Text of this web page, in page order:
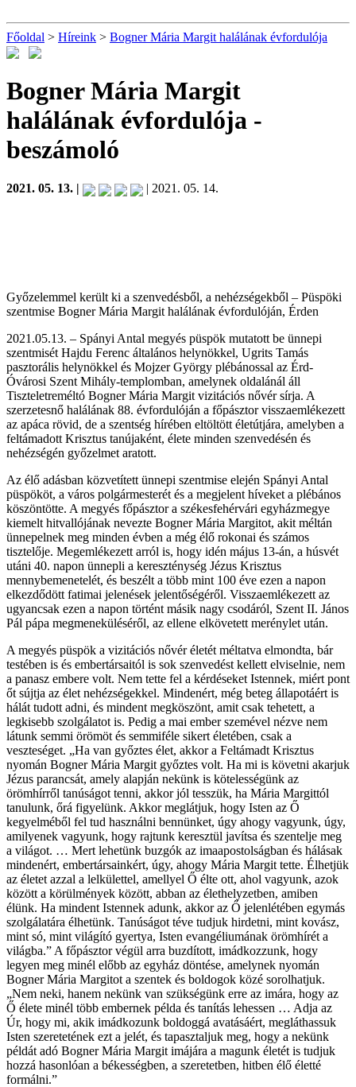
Főoldal > Híreink > Bogner Mária Margit halálának évfordulója
Bogner Mária Margit
halálának évfordulója -
beszámoló
2021. 05. 13. | | 2021. 05. 14.
Győzelemmel került ki a szenvedésből, a nehézségekből – Püspöki
szentmise Bogner Mária Margit halálának évfordulóján, Érden
2021.05.13. – Spányi Antal megyés püspök mutatott be ünnepi
szentmisét Hajdu Ferenc általános helynökkel, Ugrits Tamás
pasztorális helynökkel és Mojzer György plébánossal az Érd-
Óvárosi Szent Mihály-templomban, amelynek oldalánál áll
Tiszteletreméltó Bogner Mária Margit vizitációs nővér sírja. A
szerzetesnő halálának 88. évfordulóján a főpásztor visszaemlékezett
az apáca rövid, de a szentség hírében eltöltött életútjára, amelyben a
feltámadott Krisztus tanújaként, élete minden szenvedésén és
nehézségén győzelmet aratott.
Az élő adásban közvetített ünnepi szentmise elején Spányi Antal
püspököt, a város polgármesterét és a megjelent híveket a plébános
köszöntötte. A megyés főpásztor a székesfehérvári egyházmegye
kiemelt hitvallójának nevezte Bogner Mária Margitot, akit méltán
ünnepelnek meg minden évben a még élő rokonai és számos
tisztelője. Megemlékezett arról is, hogy idén május 13-án, a húsvét
utáni 40. napon ünnepli a kereszténység Jézus Krisztus
mennybemenetelét, és beszélt a több mint 100 éve ezen a napon
elkezdődött fatimai jelenések jelentőségéről. Visszaemlékezett az
ugyancsak ezen a napon történt másik nagy csodáról, Szent II. János
Pál pápa megmeneküléséről, az ellene elkövetett merénylet után.
A megyés püspök a vizitációs nővér életét méltatva elmondta, bár
testében is és embertársaitól is sok szenvedést kellett elviselnie, nem
a panasz embere volt. Nem tette fel a kérdéseket Istennek, miért pont
őt sújtja az élet nehézségekkel. Mindenért, még beteg állapotáért is
hálát tudott adni, és mindent megköszönt, amit csak tehetett, a
legkisebb szolgálatot is. Pedig a mai ember szemével nézve nem
látunk semmi örömöt és semmiféle sikert életében, csak a
veszteséget. „Ha van győztes élet, akkor a Feltámadt Krisztus
nyomán Bogner Mária Margit győztes volt. Ha mi is követni akarjuk
Jézus parancsát, amely alapján nekünk is kötelességünk az
örömhírről tanúságot tenni, akkor jól tesszük, ha Mária Margittól
tanulunk, őrá figyelünk. Akkor meglátjuk, hogy Isten az Ő
kegyelméből fel tud használni bennünket, úgy ahogy vagyunk, úgy,
amilyenek vagyunk, hogy rajtunk keresztül javítsa és szentelje meg
a világot. … Mert lehetünk buzgók az imaapostolságban és hálásak
mindenért, embertársainkért, úgy, ahogy Mária Margit tette. Élhetjük
az életet azzal a lelkülettel, amellyel Ő élte ott, ahol vagyunk, azok
között a körülmények között, abban az élethelyzetben, amiben
élünk. Ha mindent Istennek adunk, akkor az Ő jelenlétében egymás
szolgálatára élhetünk. Tanúságot téve tudjuk hirdetni, mint kovász,
mint só, mint világító gyertya, Isten evangéliumának örömhírét a
világba.” A főpásztor végül arra buzdított, imádkozzunk, hogy
legyen meg minél előbb az egyház döntése, amelynek nyomán
Bogner Mária Margitot a szentek és boldogok közé sorolhatjuk.
„Nem neki, hanem nekünk van szükségünk erre az imára, hogy az
Ő élete minél több embernek példa és tanítás lehessen … Adja az
Úr, hogy mi, akik imádkozunk boldoggá avatásáért, megláthassuk
Isten szeretetének ezt a jelét, és tapasztaljuk meg, hogy a nekünk
példát adó Bogner Mária Margit imájára a magunk életét is tudjuk
hozzá hasonlóan a békességben, a szeretetben, hitben élő életté
formálni.”